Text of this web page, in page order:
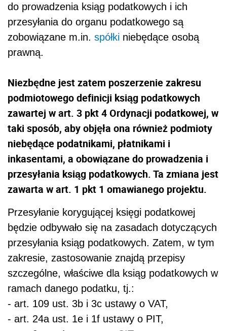
do prowadzenia ksiąg podatkowych i ich
przesyłania do organu podatkowego są
zobowiązane m.in. spółki niebędące osobą
prawną.
Niezbędne jest zatem poszerzenie zakresu
podmiotowego definicji ksiąg podatkowych
zawartej w art. 3 pkt 4 Ordynacji podatkowej, w
taki sposób, aby objęła ona również podmioty
niebędące podatnikami, płatnikami i
inkasentami, a obowiązane do prowadzenia i
przesyłania ksiąg podatkowych. Ta zmiana jest
zawarta w art. 1 pkt 1 omawianego projektu.
Przesyłanie korygującej księgi podatkowej
będzie odbywało się na zasadach dotyczących
przesyłania ksiąg podatkowych. Zatem, w tym
zakresie, zastosowanie znajdą przepisy
szczególne, właściwe dla ksiąg podatkowych w
ramach danego podatku, tj.:
- art. 109 ust. 3b i 3c ustawy o VAT,
- art. 24a ust. 1e i 1f ustawy o PIT,